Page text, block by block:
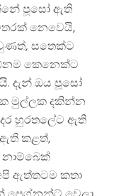
පූසෝ ඇති
නෙවෙයි,
සතෙක්ට
කෙනෙක්ට
දැන් ඔය පූසෝ
මුල්ලක දකින්න
හුරතලේට ඇති
කළත්,
ඇත්තටම කතා